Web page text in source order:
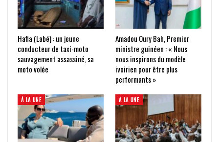
Hafia (Labé) : un jeune
conducteur de taxi-moto
sauvagement assassiné, sa
moto volée
Amadou Oury Bah, Premier
ministre guinéen : « Nous
nous inspirons du modèle
ivoirien pour être plus
performants »
À LA UNE À LA UNE